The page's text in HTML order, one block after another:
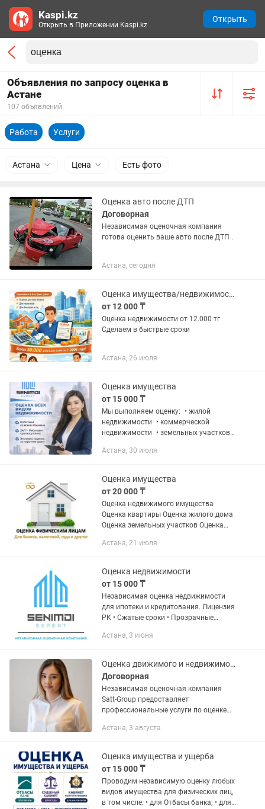
Объявления по запросу оценка в
Астане
107 объявлений
Работа Услуги
Астана Цена Есть фото
Оценка авто после ДТП
Договорная
Независимая оценочная компания
готова оценить ваше авто после ДТП .
Астана, сегодня
Оценка имущества/недвижимости
от 12 000 ₸
Оценка недвижимости от 12.000 тг
Сделаем в быстрые сроки
Астана, 26 июля
Оценка имущества
от 15 000 ₸
Мы выполняем оценку: • жилой
недвижимости • коммерческой
недвижимости • земельных участков •
иных банковских целей Наши
требованиям...
Астана, 30 июля
Оценка имущества
от 20 000 ₸
Оценка недвижимого имущества
Оценка квартиры Оценка жилого дома
Оценка земельных участков Оценка
недвижимости Оценка для банков,
болашак, дому...
Астана, 21 июля
Оценка недвижимости
от 15 000 ₸
Независимая оценка недвижимости
для ипотеки и кредитования. Лицензия
РК • Сжатые сроки • Прозрачные
законодательством РК.
Астана, 3 июня
Оценка движимого и недвижимого имущества
Договорная
Независимая оценочная компания
Satt-Group предоставляет
профессиональные услуги по оценке
для любых целей. Также имеется
при...
Астана, 3 августа
Оценка имущества и ущерба
от 15 000 ₸
Проводим независимую оценку любых
видов имущества для физических лиц,
в том числе: • для Отбасы банка; • для
Kaspi.kz
Открыть в Приложении Kaspi.kz
Открыть